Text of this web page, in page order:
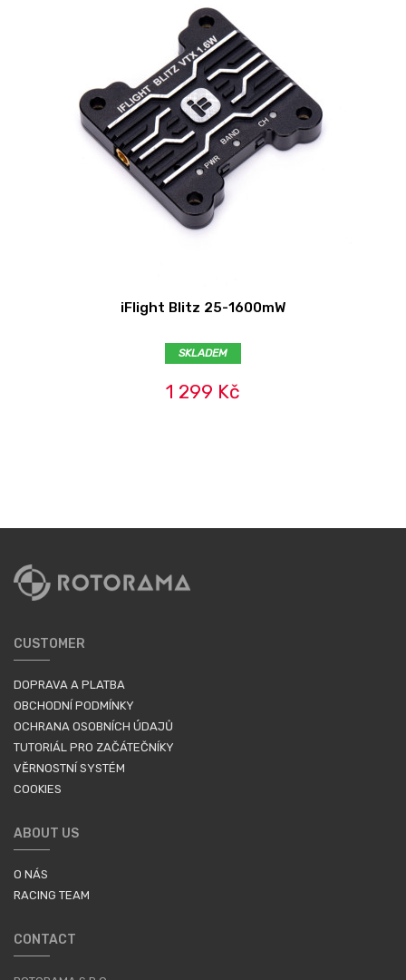
iFlight Blitz 25-1600mW
SKLADEM
1 299 Kč
CUSTOMER
DOPRAVA A PLATBA
OBCHODNÍ PODMÍNKY
OCHRANA OSOBNÍCH ÚDAJŮ
TUTORIÁL PRO ZAČÁTEČNÍKY
VĚRNOSTNÍ SYSTÉM
COOKIES
ABOUT US
O NÁS
RACING TEAM
CONTACT